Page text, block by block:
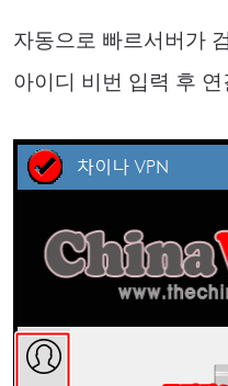
자동으로 빠르서버가
아이디 비번 입력 후